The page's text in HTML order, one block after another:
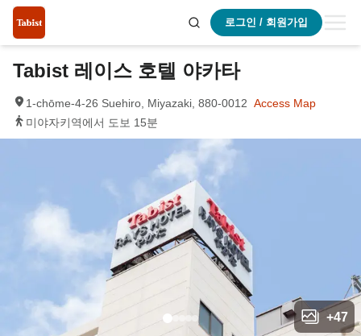
로그인 / 회원가입
+47
Tabist 레이스 호텔 야카타
1-chōme-4-26 Suehiro, Miyazaki, 880-0012 Access Map
미야자키역에서 도보 15분